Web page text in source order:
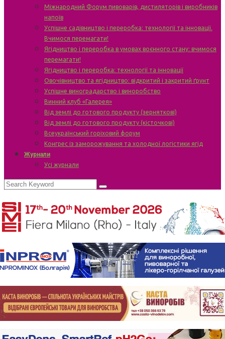
Міжнародний Форум пивоварів, дистиляторів і виробників
напоїв
Успішне садівництво і переробка: технології та інновації.
Вчимося перемагати!
Ягідництво і переробка в умовах воєнного стану: вчимося
перемагати!
Ягідництво і переробка: технології та інновації
Овочівництво та ягідництво: відкритий і закритий ґрунт
Успішне виноградарство і виноробство
Винний клуб «Галерея»
Від землі до готового продукту (зерняткові)
Від землі до готового продукту (кісточкові)
Всеукраїнський горіховий форум
Конгрес із заморожування та холодної логістики ягід
Журнали
Усі журнали